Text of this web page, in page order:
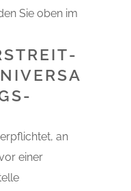
Sie oben im
an
einer